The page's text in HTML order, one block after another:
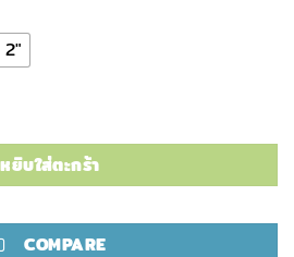
รุ่น Under Fire ชิ้น
หยิบใส่ตะกร้า
COMPARE